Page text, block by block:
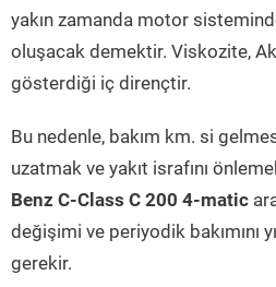
yakın zamanda motor
oluşacak demektir. Viskozite,
gösterdiği iç dirençtir.
Bu nedenle, bakım km. si
uzatmak ve yakıt israfını
Benz C-Class C 200 4-matic
değişimi ve periyodik bakımını
gerekir.